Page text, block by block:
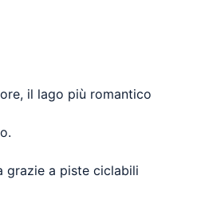
il lago più romantico
grazie a piste ciclabili